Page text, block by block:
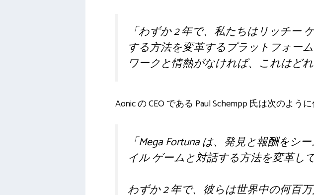
「わずか 2 年で、私たちはリッチー
する方法を変革するプラットフォー
ワークと情熱がなければ、これはど
Aonic の CEO である Paul Schempp 氏は次のよう
「Mega Fortuna は、発見と報酬を
イル ゲームと対話する方法を変革し
わずか 2 年で、彼らは世界中の何百